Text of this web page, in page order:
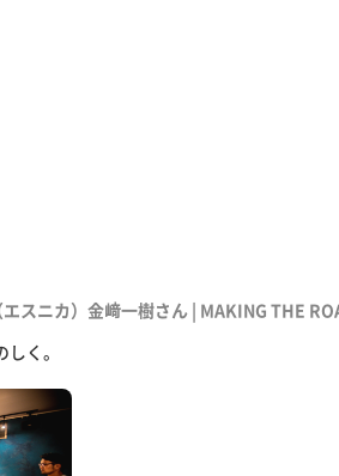
スニカ）金﨑一樹さん | MAKING THE
く。